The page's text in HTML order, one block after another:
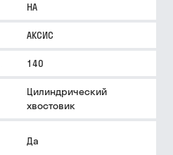
HA
АКСИС
140
Цилиндрический
хвостовик
Да